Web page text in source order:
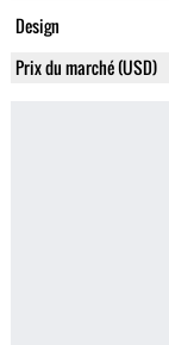
Design
Prix du marché (USD)